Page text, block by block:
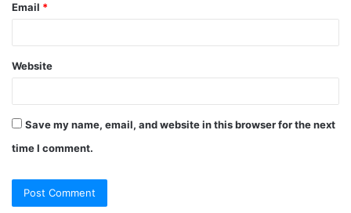
Email *
Website
Save my name, email, and website in this browser for the next
time I comment.